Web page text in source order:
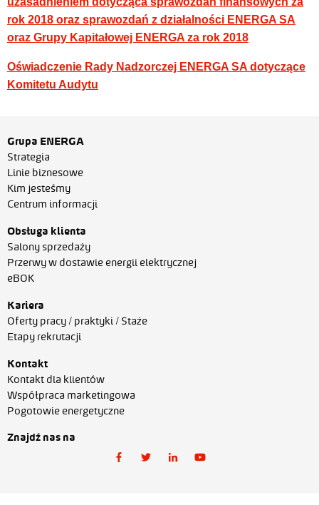
rok 2018 oraz sprawozdań z działalności ENERGA SA
oraz Grupy Kapitałowej ENERGA za rok 2018
Oświadczenie Rady Nadzorczej ENERGA SA dotyczące
Komitetu Audytu
Grupa ENERGA
Strategia
Linie biznesowe
Kim jesteśmy
Centrum informacji
Obsługa klienta
Salony sprzedaży
Przerwy w dostawie energii elektrycznej
eBOK
Kariera
Oferty pracy / praktyki / Staże
Etapy rekrutacji
Kontakt
Kontakt dla klientów
Współpraca marketingowa
Pogotowie energetyczne
Znajdź nas na